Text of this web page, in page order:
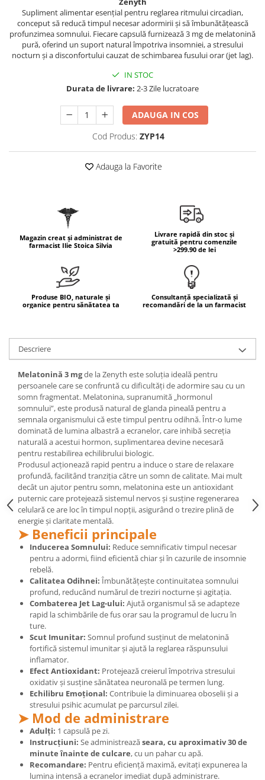
Geluri de duș
Scruburi
Protecție Solară
Creme SPF față
Igienă Personală
Tratamente unghii
Cosmetice coreene
Beauty of Joseon
COSRX
BIODANCE
Cettua
Haruharu Wonder
Medicube
ARIUL
Dr. Althea
DELLA BORN
L-Carnitina
L-Glutamina
Lecitina
Omega
Proteine din zer (Whey Protein)
Resveratrol
Seminte de in
Spirulina
Ulei de cocos
Ulei de peste
Ulei MCT
Vitamina A
Vitamina B
Vitamina C
Vitamina D
Vitamina E
Vitamina K
Zinc
Cătină
Chlorella
Colina
Electroliti
Produse Apicole
Cacao
Supliment alimentar esențial pentru reglarea ritmului circadian,
conceput să reducă timpul necesar adormirii și să îmbunătățească
profunzimea somnului. Fiecare capsulă furnizează 3 mg de melatonină
pură, oferind un suport natural împotriva insomniei, a stresului
nocturn și a disconfortului cauzat de schimbarea fusului orar (jet lag).
IN STOC
Durata de livrare: 2-3 Zile lucratoare
ADAUGA IN COS
Cod Produs: ZYP14
Adauga la Favorite
Magazin creat și administrat de
farmacist Ilie Stoica Silvia
Livrare rapidă din stoc și
gratuită pentru comenzile
>299.90 de lei
Produse BIO, naturale și
organice pentru sănătatea ta
Consultanță specializată și
recomandări de la un farmacist
Descriere
Melatonină 3 mgde la Zenyth este soluția ideală pentru
persoanele care se confruntă cu dificultăți de adormire sau cu un
somn fragmentat. Melatonina, supranumită „hormonul
somnului”, este produsă natural de glanda pineală pentru a
semnala organismului că este timpul pentru odihnă. Într-o lume
dominată de lumina albastră a ecranelor, care inhibă secreția
naturală a acestui hormon, suplimentarea devine necesară
pentru restabilirea echilibrului biologic.
Produsul acționează rapid pentru a induce o stare de relaxare
profundă, facilitând tranziția către un somn de calitate. Mai mult
decât un ajutor pentru somn, melatonina este un antioxidant
puternic care protejează sistemul nervos și susține regenerarea
celulară ce are loc în timpul nopții, asigurând o trezire plină de
energie și claritate mentală.
➤ Beneficii principale
Inducerea Somnului: Reduce semnificativ timpul necesar
pentru a adormi, fiind eficientă chiar și în cazurile de insomnie
rebelă.
Calitatea Odihnei: Îmbunătățește continuitatea somnului
profund, reducând numărul de treziri nocturne și agitația.
Combaterea Jet Lag-ului: Ajută organismul să se adapteze
rapid la schimbările de fus orar sau la programul de lucru în
ture.
Scut Imunitar: Somnul profund susținut de melatonină
fortifică sistemul imunitar și ajută la reglarea răspunsului
inflamator.
Efect Antioxidant: Protejează creierul împotriva stresului
oxidativ și susține sănătatea neuronală pe termen lung.
Echilibru Emoțional: Contribuie la diminuarea oboselii și a
stresului psihic acumulat pe parcursul zilei.
➤ Mod de administrare
Adulți: 1 capsulă pe zi.
Instrucțiuni: Se administreazăseara, cu aproximativ 30 de
minute înainte de culcare, cu un pahar cu apă.
Recomandare: Pentru eficiență maximă, evitați expunerea la
lumina intensă a ecranelor imediat după administrare.